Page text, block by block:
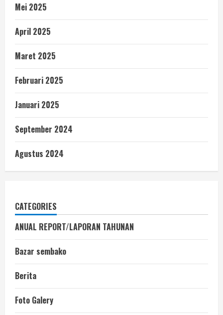
Mei 2025
April 2025
Maret 2025
Februari 2025
Januari 2025
September 2024
Agustus 2024
CATEGORIES
ANUAL REPORT/LAPORAN TAHUNAN
Bazar sembako
Berita
Foto Galery